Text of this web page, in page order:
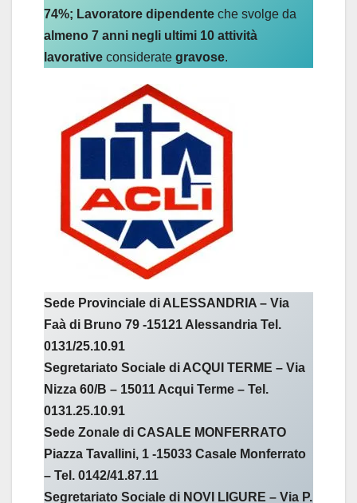
74%; Lavoratore dipendente che svolge da
almeno 7 anni negli ultimi 10 attività
lavorative considerate gravose.
Sede Provinciale di ALESSANDRIA – Via
Faà di Bruno 79 -15121 Alessandria Tel.
0131/25.10.91
Segretariato Sociale di ACQUI TERME – Via
Nizza 60/B – 15011 Acqui Terme – Tel.
0131.25.10.91
Sede Zonale di CASALE MONFERRATO
Piazza Tavallini, 1 -15033 Casale Monferrato
– Tel. 0142/41.87.11
Segretariato Sociale di NOVI LIGURE – Via P.